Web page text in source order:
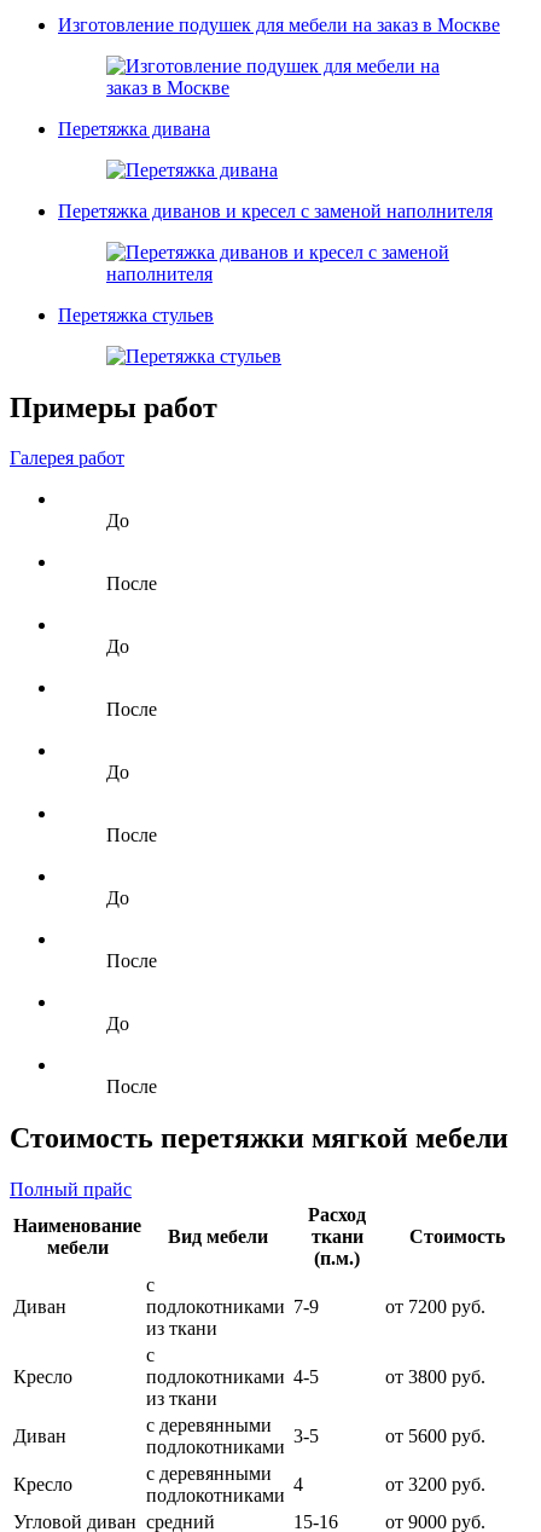
Изготовление подушек для мебели на заказ в Москве
Перетяжка дивана
Перетяжка диванов и кресел с заменой наполнителя
Перетяжка стульев
Примеры работ
Галерея работ
До
После
До
После
До
После
До
После
До
После
Стоимость перетяжки мягкой мебели
Полный прайс
Наименование
мебели
Вид мебели
Расход
ткани
(п.м.)
Стоимость
Диван
с
подлокотниками
из ткани
7-9 от 7200 руб.
Кресло
с
подлокотниками
из ткани
4-5 от 3800 руб.
Диван
с деревянными
подлокотниками
3-5 от 5600 руб.
Кресло
с деревянными
подлокотниками
4
от 3200 руб.
Угловой диван средний 15-16 от 9000 руб.